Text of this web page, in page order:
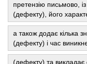
претензію письмово,
(дефекту), його
а також додає кілька
(дефекту) і час
(дефекту) та викладає